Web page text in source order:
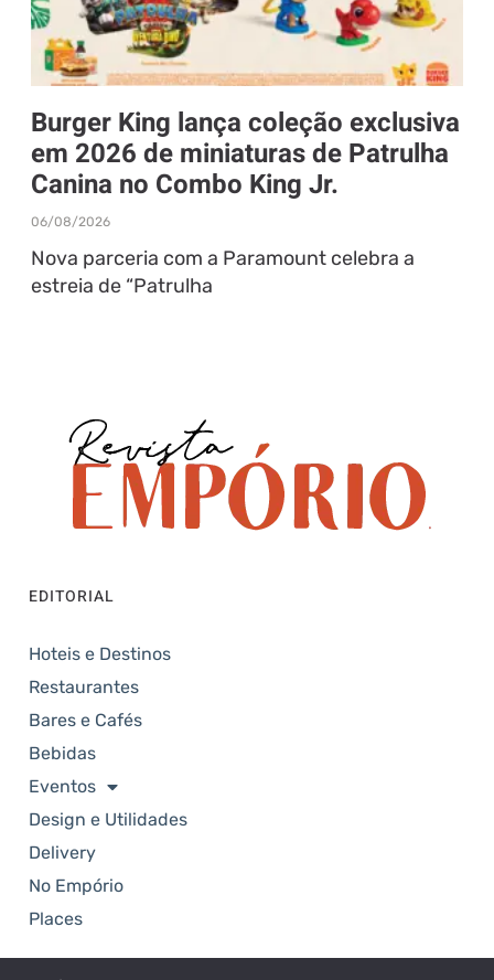
Burger King lança coleção exclusiva
em 2026 de miniaturas de Patrulha
Canina no Combo King Jr.
06/08/2026
Nova parceria com a Paramount celebra a
estreia de “Patrulha
EDITORIAL
Hoteis e Destinos
Restaurantes
Bares e Cafés
Bebidas
Eventos
Design e Utilidades
Delivery
No Empório
Places